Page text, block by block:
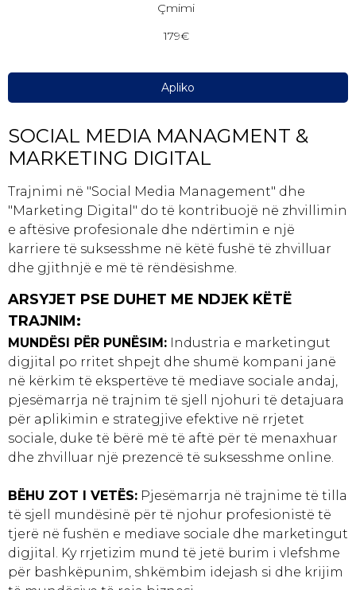
SOCIAL MEDIA MANAGMENT &
MARKETING DIGITAL
Trajnimi në "Social Media Management" dhe
"Marketing Digital" do të kontribuojë në zhvillimin
e aftësive profesionale dhe ndërtimin e një
karriere të suksesshme në këtë fushë të zhvilluar
dhe gjithnjë e më të rëndësishme.
ARSYJET PSE DUHET ME NDJEK KËTË
TRAJNIM:
MUNDËSI PËR PUNËSIM: Industria e marketingut
digjital po rritet shpejt dhe shumë kompani janë
në kërkim të ekspertëve të mediave sociale andaj,
pjesëmarrja në trajnim të sjell njohuri të detajuara
për aplikimin e strategjive efektive në rrjetet
sociale, duke të bërë më të aftë për të menaxhuar
dhe zhvilluar një prezencë të suksesshme online.
BËHU ZOT I VETËS: Pjesëmarrja në trajnime të tilla
të sjell mundësinë për të njohur profesionistë të
tjerë në fushën e mediave sociale dhe marketingut
digjital. Ky rrjetizim mund të jetë burim i vlefshme
për bashkëpunim, shkëmbim idejash si dhe krijim
Çmimi
179€
Apliko